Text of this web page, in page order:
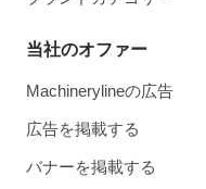
当社のオファー
Machinerylineの広告
広告を掲載する
バナーを掲載する